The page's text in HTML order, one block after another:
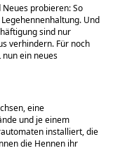
probieren: So
Und
sind nur
verhindern. Für noch
nun ein neues
eine
und je einem
installiert, die
die Hennen ihr